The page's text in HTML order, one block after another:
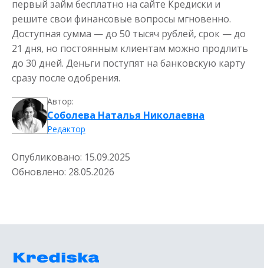
первый займ бесплатно на сайте Кредиски и
решите свои финансовые вопросы мгновенно.
Доступная сумма — до 50 тысяч рублей, срок — до
21 дня, но постоянным клиентам можно продлить
до 30 дней. Деньги поступят на банковскую карту
сразу после одобрения.
Автор:
Соболева Наталья Николаевна
Редактор
Опубликовано: 15.09.2025
Обновлено: 28.05.2026